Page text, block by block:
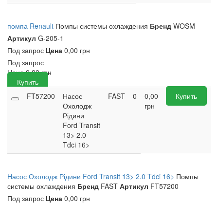
помпа Renault Помпы системы охлаждения Бренд WOSM
Артикул G-205-1
Под запрос Цена 0,00 грн
Под запрос
Цена 0,00грн
Купить
FT57200
Насос
Охолодж
Рідини
Ford Transit
13> 2.0
Tdci 16>
FAST 0
0,00
грн
Купить
Насос Охолодж Рідини Ford Transit 13> 2.0 Tdci 16> Помпы
системы охлаждения Бренд FAST Артикул FT57200
Под запрос Цена 0,00 грн